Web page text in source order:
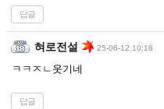
답글
혀로전설 25-06-12 10:18
ㅋㅋㅈㄴ웃기네
답글